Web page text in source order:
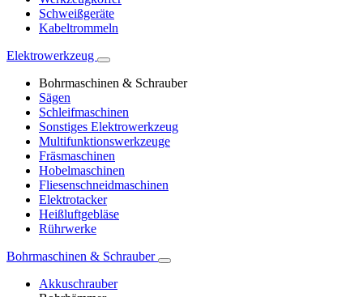
Schweißgeräte
Kabeltrommeln
Elektrowerkzeug
Bohrmaschinen & Schrauber
Sägen
Schleifmaschinen
Sonstiges Elektrowerkzeug
Multifunktionswerkzeuge
Fräsmaschinen
Hobelmaschinen
Fliesenschneidmaschinen
Elektrotacker
Heißluftgebläse
Rührwerke
Bohrmaschinen & Schrauber
Akkuschrauber